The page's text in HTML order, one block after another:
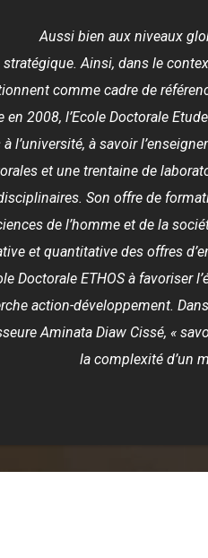
Aussi bien aux niveaux
stratégique. Ainsi, dans le
comme cadre de
en 2008, l’Ecole Doctorale
l’université, à savoir
et une trentaine de
Son offre de
de l’homme et de la
et quantitative des offres
Doctorale ETHOS à
action-développement.
Aminata Diaw Cissé, «
la complexité d’un